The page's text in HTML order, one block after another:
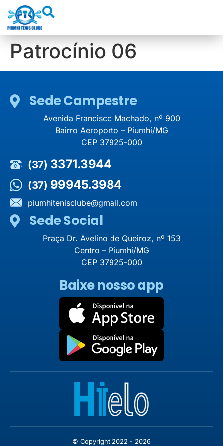
Patrocínio 06
Sede Campestre
Avenida Francisco Machado, nº 900
Bairro Aeroporto – Piumhi/MG
CEP 37925-000
(37) 3371.3944
(37) 99945.3984
piumhitenisclube@gmail.com
Sede Social
Praça Dr. Avelino de Queiroz, nº 153
Centro – Piumhi/MG
CEP 37925-000
Baixe nosso app
© Copyright 2022 - 2026